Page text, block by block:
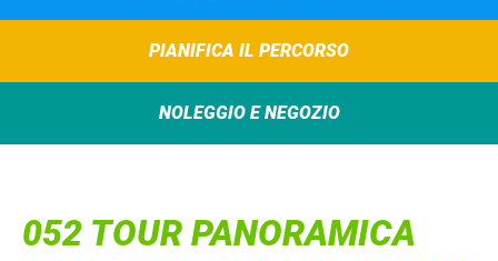
PIANIFICA IL PERCORSO
NOLEGGIO E NEGOZIO
052 TOUR PANORAMICA